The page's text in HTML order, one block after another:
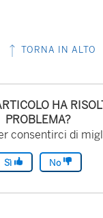
TORNA IN ALTO
HA
PROBLEMA?
consentirci di
Sì No